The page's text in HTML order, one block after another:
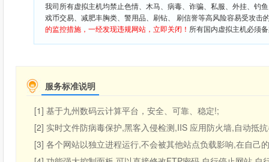
我司所有虚拟主机均禁止色情、木马、病毒、诈骗、私服、外挂、钓
戏币交易、减肥丰胸类、警用品、刷钻、 刷信誉等高风险容易受攻
的监控措施，一经发现违规网站，立即关闭！ 所有国内虚拟主机必须
服务标准说明
[1] 基于九州数码云计算平台，安全、可靠、稳定!;
[2] 实时文件防病毒保护,黑客入侵检测,IIS 应用防火墙,自动抵
[3] 各个网站以独立进程运行,不会被其他站点负载影响,在自己